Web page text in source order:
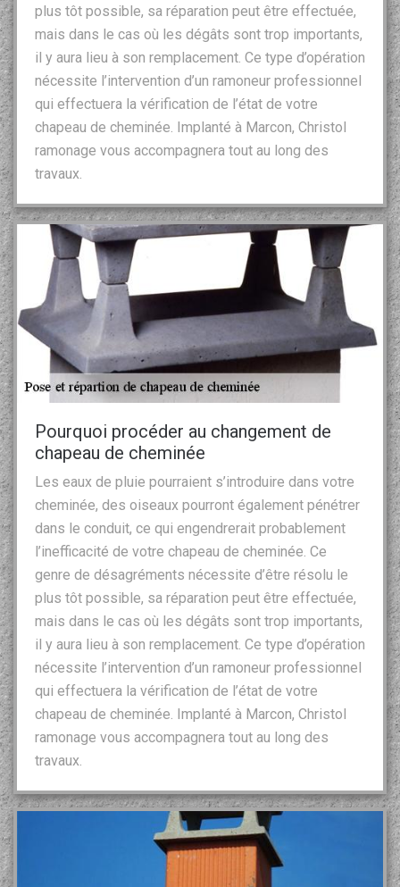
plus tôt possible, sa réparation peut être effectuée,
mais dans le cas où les dégâts sont trop importants,
il y aura lieu à son remplacement. Ce type d’opération
nécessite l’intervention d’un ramoneur professionnel
qui effectuera la vérification de l’état de votre
chapeau de cheminée. Implanté à Marcon, Christol
ramonage vous accompagnera tout au long des
travaux.
Pourquoi procéder au changement de
chapeau de cheminée
Les eaux de pluie pourraient s’introduire dans votre
cheminée, des oiseaux pourront également pénétrer
dans le conduit, ce qui engendrerait probablement
l’inefficacité de votre chapeau de cheminée. Ce
genre de désagréments nécessite d’être résolu le
plus tôt possible, sa réparation peut être effectuée,
mais dans le cas où les dégâts sont trop importants,
il y aura lieu à son remplacement. Ce type d’opération
nécessite l’intervention d’un ramoneur professionnel
qui effectuera la vérification de l’état de votre
chapeau de cheminée. Implanté à Marcon, Christol
ramonage vous accompagnera tout au long des
travaux.